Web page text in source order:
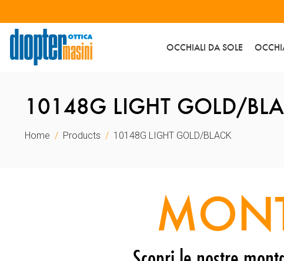
OCCHIALI DA SOLE
10148G LIGHT GOLD/
Home Products 10148G LIGHT GOLD/BLACK